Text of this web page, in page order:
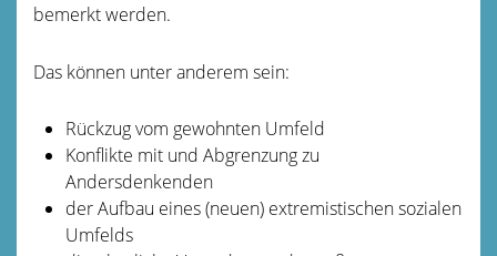
bemerkt werden.
Das können unter anderem sein:
Rückzug vom gewohnten Umfeld
Konflikte mit und Abgrenzung zu
Andersdenkenden
der Aufbau eines (neuen) extremistischen sozialen
Umfelds